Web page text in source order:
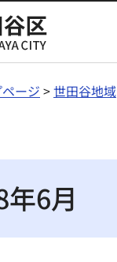
ージ >世田谷地域
6月